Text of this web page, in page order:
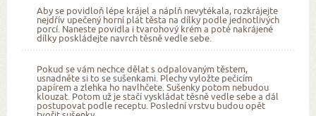
Aby se povidloň lépe krájel a náplň nevytékala, rozkrájejte
nejdřív upečený horní plát těsta na dílky podle jednotlivých
porcí. Naneste povidla i tvarohový krém a poté nakrájené
dílky poskládejte navrch těsně vedle sebe.
Pokud se vám nechce dělat s odpalovaným těstem,
usnadněte si to se sušenkami. Plechy vyložte pečicím
papírem a zlehka ho navlhčete. Sušenky potom nebudou
klouzat. Potom už je stačí vyskládat těsně vedle sebe a dál
postupovat podle receptu. Poslední vrstvu budou opět